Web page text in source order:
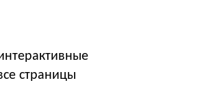
страницы